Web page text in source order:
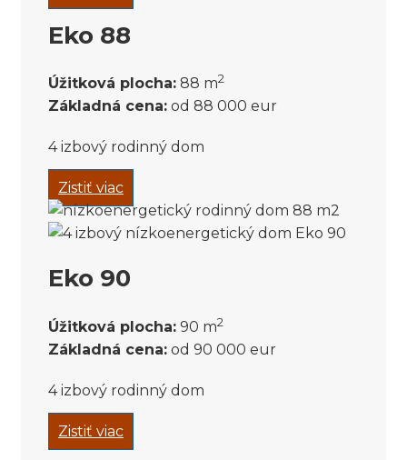
Eko 88
Úžitková plocha: 88 m2
Základná cena: od 88 000 eur
4 izbový rodinný dom
Zistiť viac
Eko 90
Úžitková plocha: 90 m2
Základná cena: od 90 000 eur
4 izbový rodinný dom
Zistiť viac